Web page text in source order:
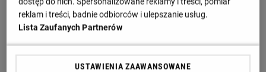
Hutnik Kraków
Zobacz więcej
reklam i treści, badnie odbiorców i ulepszanie usług.
Lista Zaufanych Partnerów
USTAWIENIA ZAAWANSOWANE